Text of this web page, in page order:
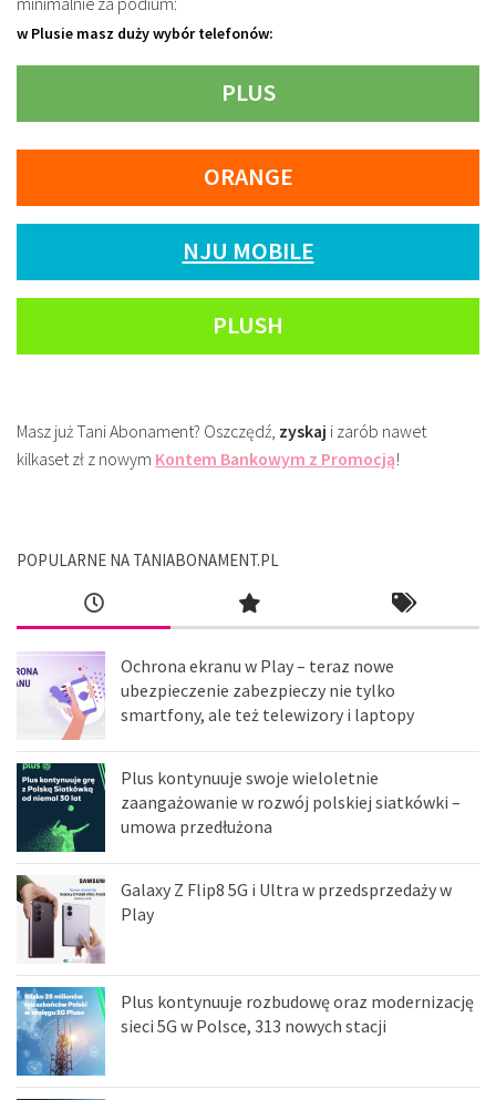
w Plusie masz duży wybór telefonów:
PLUS
ORANGE
NJU MOBILE
PLUSH
Masz już Tani Abonament? Oszczędź, zyskaj i zarób nawet
kilkaset zł z nowym Kontem Bankowym z Promocją!
POPULARNE NA TANIABONAMENT.PL
Ochrona ekranu w Play – teraz nowe
ubezpieczenie zabezpieczy nie tylko
smartfony, ale też telewizory i laptopy
Plus kontynuuje swoje wieloletnie
zaangażowanie w rozwój polskiej siatkówki –
umowa przedłużona
Galaxy Z Flip8 5G i Ultra w przedsprzedaży w
Play
Plus kontynuuje rozbudowę oraz modernizację
sieci 5G w Polsce, 313 nowych stacji